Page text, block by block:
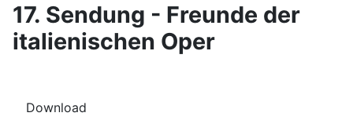
17. Sendung - Freunde der
italienischen Oper
Download